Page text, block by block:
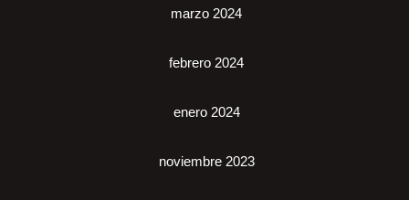
marzo 2024
febrero 2024
enero 2024
noviembre 2023